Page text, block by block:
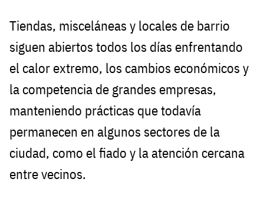
Tiendas, misceláneas y locales de barrio
siguen abiertos todos los días enfrentando
el calor extremo, los cambios económicos y
la competencia de grandes empresas,
manteniendo prácticas que todavía
permanecen en algunos sectores de la
ciudad, como el fiado y la atención cercana
entre vecinos.